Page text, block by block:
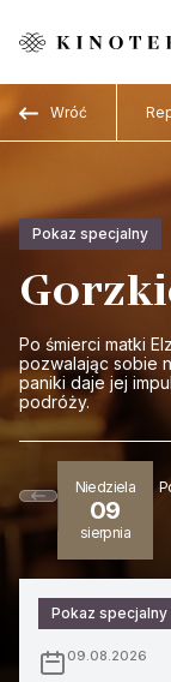
Wróć
Pokaz specjalny
Po śmierci matki
pozwalając sobie
paniki daje jej
podróży.
Niedziela
09
sierpnia
Pokaz specjalny
09.08.2026